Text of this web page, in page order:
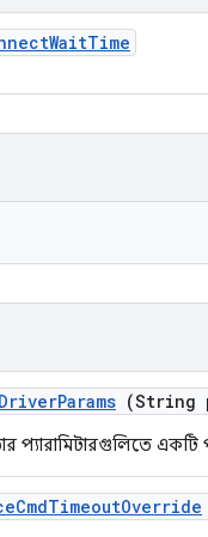
WaitTime
DriverParams (String
প্যারামিটারগুলিতে একটি
CmdTimeoutOverride